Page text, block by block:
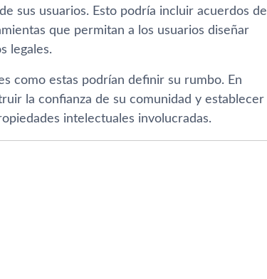
sus usuarios. Esto podría incluir acuerdos de
que permitan a los usuarios diseñar
legales.
como estas podrían definir su rumbo. En
la confianza de su comunidad y establecer
intelectuales involucradas.